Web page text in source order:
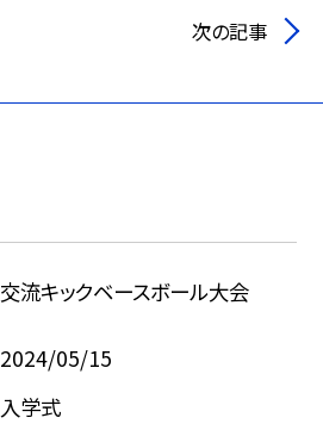
次の記事
交流キックベースボール大会
2024/05/15
入学式